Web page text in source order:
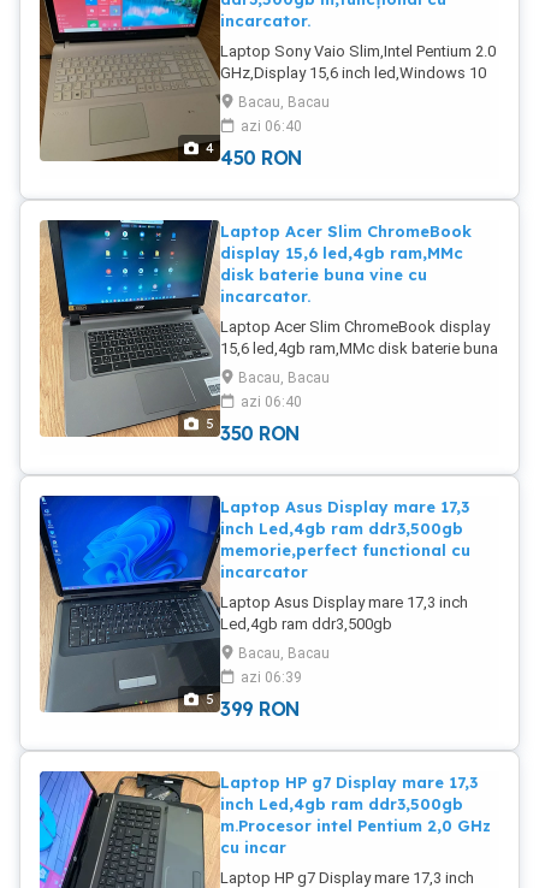
4
incarcator.
Laptop Sony Vaio Slim,Intel Pentium 2.0
GHz,Display 15,6 inch led,Windows 10
Pro,6gb ram ddr3,500gb
memorie,funcțional cu incarcator.Trimit
prin curier.
Bacau, Bacau
azi 06:40
450 RON
5
Laptop Acer Slim ChromeBook
display 15,6 led,4gb ram,MMc
disk baterie buna vine cu
incarcator.
Laptop Acer Slim ChromeBook display
15,6 led,4gb ram,MMc disk baterie buna
vine cu incarcator.Trimit prin curier.
Bacau, Bacau
azi 06:40
350 RON
5
Laptop Asus Display mare 17,3
inch Led,4gb ram ddr3,500gb
memorie,perfect functional cu
incarcator
Laptop Asus Display mare 17,3 inch
Led,4gb ram ddr3,500gb
memorie,perfect functional cu
incarcator se da cu proba.Trimit și in
țara cu curierul.
Bacau, Bacau
azi 06:39
399 RON
Laptop HP g7 Display mare 17,3
inch Led,4gb ram ddr3,500gb
m.Procesor intel Pentium 2,0 GHz
cu incar
Laptop HP g7 Display mare 17,3 inch